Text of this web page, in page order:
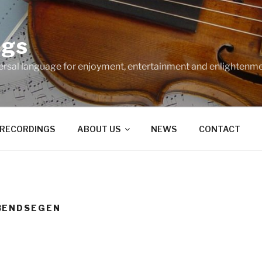
language for enjoyment, entertainment and
RECORDINGS ABOUT US NEWS CONTACT